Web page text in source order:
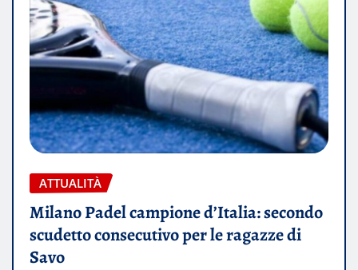
ATTUALITÀ
Milano Padel campione d’Italia: secondo
scudetto consecutivo per le ragazze di
Savo